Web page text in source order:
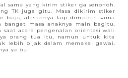
sama yang kirim stiker ga senonoh.
TK juga gitu. Masa dikirim stiker
baju, alasannya lagi dimainin sama
banget masa anaknya main begitu.
saat acara pengenalan orientasi wali
orang tua itu, namun untuk kita
lebih bijak dalam memakai gawai.
ya bu!